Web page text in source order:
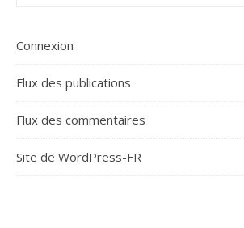
Connexion
Flux des publications
Flux des commentaires
Site de WordPress-FR